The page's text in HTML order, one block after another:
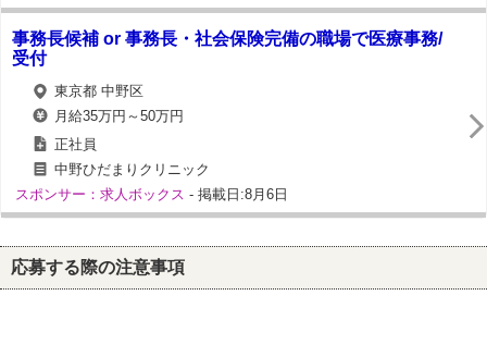
事務長候補 or 事務長・社会保険完備の職場で医療事務/
受付
東京都 中野区
月給35万円～50万円
正社員
中野ひだまりクリニック
スポンサー：求人ボックス - 掲載日:8月6日
応募する際の注意事項